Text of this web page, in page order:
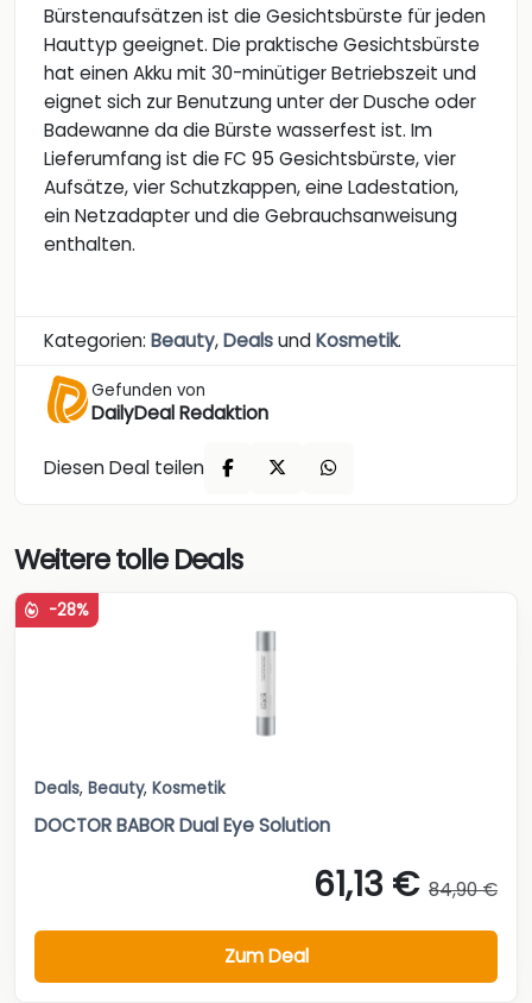
Bürstenaufsätzen ist die Gesichtsbürste für jeden
Hauttyp geeignet. Die praktische Gesichtsbürste
hat einen Akku mit 30-minütiger Betriebszeit und
eignet sich zur Benutzung unter der Dusche oder
Badewanne da die Bürste wasserfest ist. Im
Lieferumfang ist die FC 95 Gesichtsbürste, vier
Aufsätze, vier Schutzkappen, eine Ladestation,
ein Netzadapter und die Gebrauchsanweisung
enthalten.
Kategorien: Beauty,DealsundKosmetik.
Gefunden von
DailyDeal Redaktion
Diesen Deal teilen
Weitere tolle Deals
-28%
Deals, Beauty, Kosmetik
DOCTOR BABOR Dual Eye Solution
61,13 € 84,90 €
Zum Deal